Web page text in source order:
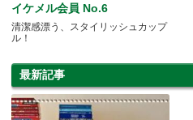
イケメル会員 No.6
清潔感漂う、スタイリッシュカップ
ル！
最新記事